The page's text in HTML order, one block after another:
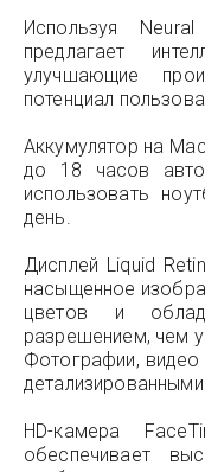
Используя
предлагает
улучшающие
потенциал
Аккумулятор на
до 18 часов
использовать
день.
Дисплей Liquid
насыщенное
цветов и
разрешением, чем
Фотографии, видео
HD-камера
обеспечивает